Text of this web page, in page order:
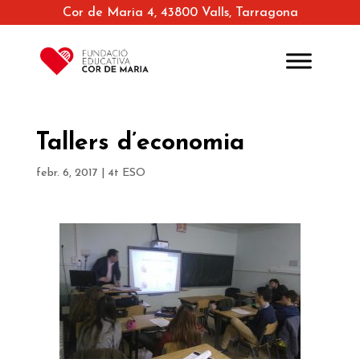
Cor de Maria 4, 43800 Valls, Tarragona
Tallers d’economia
febr. 6, 2017 4t ESO